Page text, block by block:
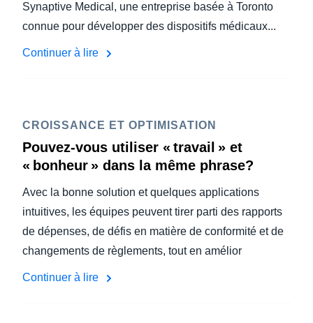
Synaptive Medical, une entreprise basée à Toronto
connue pour développer des dispositifs médicaux...
Continuer à lire
CROISSANCE ET OPTIMISATION
Pouvez-vous utiliser « travail » et
« bonheur » dans la même phrase?
Avec la bonne solution et quelques applications
intuitives, les équipes peuvent tirer parti des rapports
de dépenses, de défis en matière de conformité et de
changements de règlements, tout en amélior
Continuer à lire